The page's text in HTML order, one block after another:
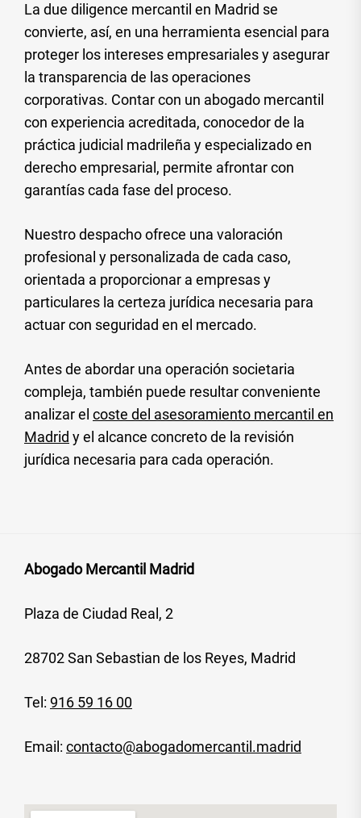
La due diligence mercantil en Madrid se
convierte, así, en una herramienta esencial para
proteger los intereses empresariales y asegurar
la transparencia de las operaciones
corporativas. Contar con un abogado mercantil
con experiencia acreditada, conocedor de la
práctica judicial madrileña y especializado en
derecho empresarial, permite afrontar con
garantías cada fase del proceso.
Nuestro despacho ofrece una valoración
profesional y personalizada de cada caso,
orientada a proporcionar a empresas y
particulares la certeza jurídica necesaria para
actuar con seguridad en el mercado.
Antes de abordar una operación societaria
compleja, también puede resultar conveniente
analizar el coste del asesoramiento mercantil en
Madrid y el alcance concreto de la revisión
jurídica necesaria para cada operación.
Abogado Mercantil Madrid
Plaza de Ciudad Real, 2
28702 San Sebastian de los Reyes, Madrid
Tel: 916 59 16 00
Email: contacto@abogadomercantil.madrid